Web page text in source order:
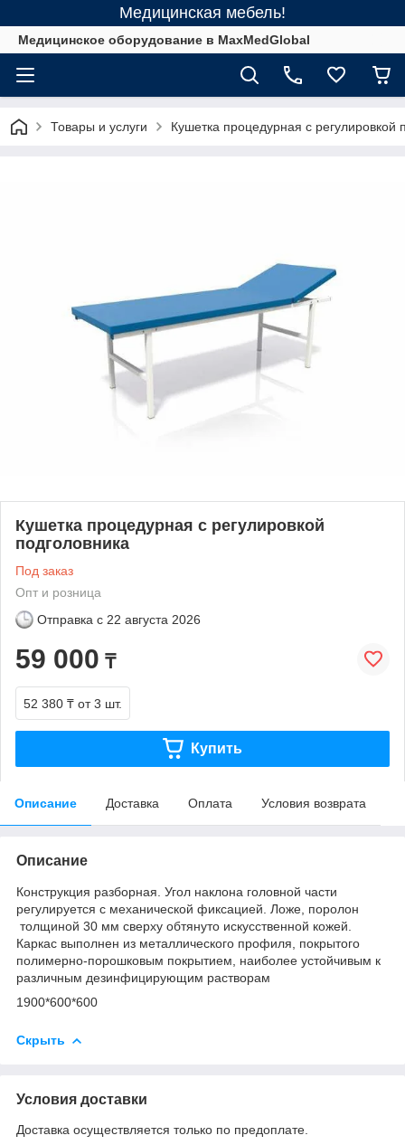
Медицинская мебель!
Медицинское оборудование в MaxMedGlobal
Товары и услуги Кушетка процедурная с регулировкой
Кушетка процедурная с регулировкой
подголовника
Под заказ
Опт и розница
Отправка с 22 августа 2026
59 000 ₸
52 380 ₸ от 3 шт.
Купить
Описание Доставка Оплата Условия возврата
Описание
Конструкция разборная. Угол наклона головной части
регулируется с механической фиксацией. Ложе, поролон
толщиной 30 мм сверху обтянуто искусственной кожей.
Каркас выполнен из металлического профиля, покрытого
полимерно-порошковым покрытием, наиболее устойчивым к
различным дезинфицирующим растворам
1900*600*600
Скрыть
Условия доставки
Доставка осуществляется только по предоплате.